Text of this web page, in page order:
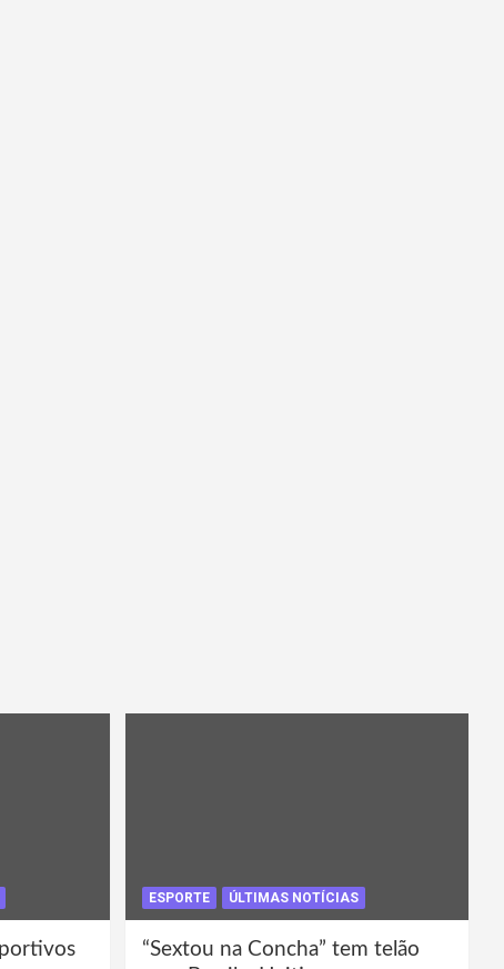
ESPORTE ÚLTIMAS NOTÍCIAS
“Sextou na Concha” tem telão